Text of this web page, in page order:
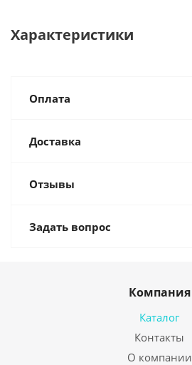
Характеристики
Оплата
Доставка
Отзывы
Задать вопрос
Компания
Каталог
Контакты
О компании